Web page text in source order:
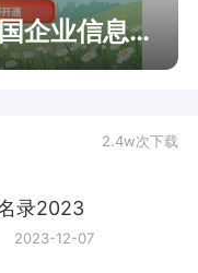
30国海关数据，230国企业信息查询
2.4w次下载
录2023
2023-12-07